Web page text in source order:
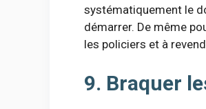
systématiquement le
démarrer. De même
les policiers et à
9. Braquer